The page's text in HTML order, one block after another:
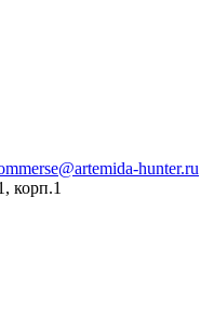
hunter.ru
корп.1